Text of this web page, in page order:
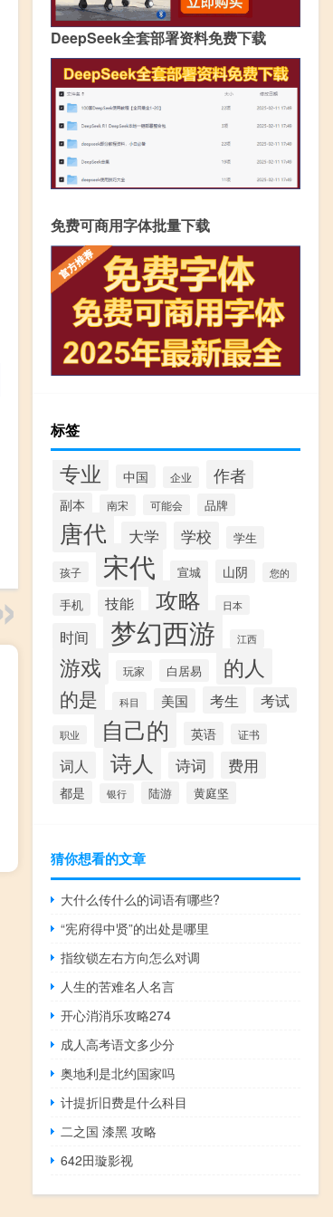
DeepSeek全套部署资料免费下载
免费可商用字体批量下载
标签
专业 中国 企业 作者
副本 南宋 可能会 品牌
唐代 大学 学校 学生
孩子 宋代 宣城 山阴 您的
手机 技能 攻略 日本
时间 梦幻西游 江西
游戏 玩家 白居易 的人
的是 科目 美国 考生 考试
职业 自己的 英语 证书
词人 诗人 诗词 费用
都是 银行 陆游 黄庭坚
猜你想看的文章
大什么传什么的词语有哪些?
“宪府得中贤”的出处是哪里
指纹锁左右方向怎么对调
人生的苦难名人名言
开心消消乐攻略274
成人高考语文多少分
奥地利是北约国家吗
计提折旧费是什么科目
二之国 漆黑 攻略
642田璇影视